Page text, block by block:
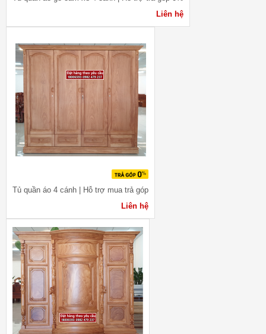
Liên hệ
Tủ quần áo 4 cánh | Hỗ trợ mua trả góp
Liên hệ